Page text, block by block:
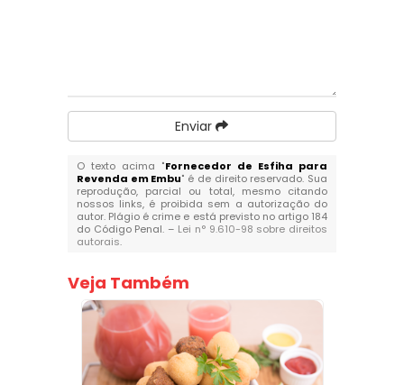
Enviar
O texto acima "Fornecedor de Esfiha para
Revenda em Embu" é de direito reservado. Sua
reprodução, parcial ou total, mesmo citando
nossos links, é proibida sem a autorização do
autor. Plágio é crime e está previsto no artigo 184
do Código Penal. – Lei n° 9.610-98 sobre direitos
autorais.
Veja Também